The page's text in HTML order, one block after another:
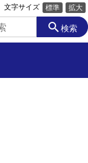
文字サイズ 標準 拡大
search検索